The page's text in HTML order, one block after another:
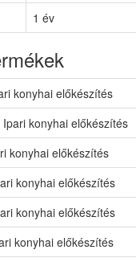
1 év
konyhai előkészítés
konyhai előkészítés
konyhai előkészítés
konyhai előkészítés
konyhai előkészítés
konyhai előkészítés